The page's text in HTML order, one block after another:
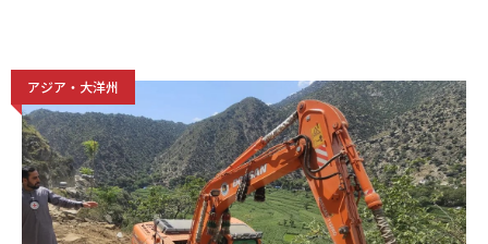
アジア・大洋州